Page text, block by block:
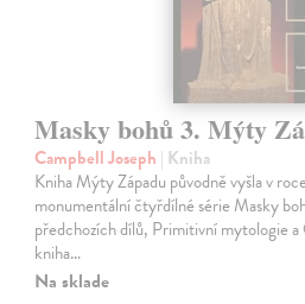
Masky bohů 3. Mýty
Campbell Joseph | Kniha
Kniha Mýty Západu původně vyšla v
monumentální čtyřdílné série Masky
předchozích dílů, Primitivní mytologie
kniha…
Na sklade